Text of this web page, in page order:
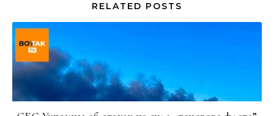
RELATED POSTS